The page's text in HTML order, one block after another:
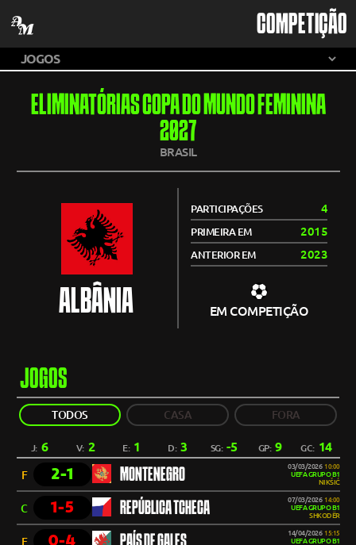
COMPETIÇÃO
ELIMINATÓRIAS COPA DO MUNDO FEMININA
2027
BRASIL
ALBÂNIA
PARTICIPAÇÕES 4
PRIMEIRA EM 2015
ANTERIOR EM 2023
EM COMPETIÇÃO
JOGOS
TODOS CASA FORA
J: 6 V: 2 E: 1 D:3 SG:-5 GP: 9 GC: 14
F 2-1 MONTENEGRO 03/03/2026 10:00
UEFA GRUPO B1
NIKŠIĆ
C 1-5 REPÚBLICA TCHECA 07/03/2026 14:00
UEFA GRUPO B1
SHKODËR
F 0-4 14/04/2026 15:15
UEFA GRUPO B1